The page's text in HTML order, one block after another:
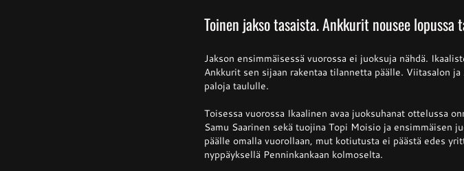
Toinen jakso tasaista. Ankkurit nousee lopussa
Jakson ensimmäisessä vuorossa ei juoksuja nähdä.
Ankkurit sen sijaan rakentaa tilannetta päälle. Viitasalon
paloja taululle.
Toisessa vuorossa Ikaalinen avaa juoksuhanat ottelussa
Samu Saarinen sekä tuojina Topi Moisio ja ensimmäisen
päälle omalla vuorollaan, mut kotiutusta ei päästä edes
nyppäyksellä Penninkankaan kolmoselta.